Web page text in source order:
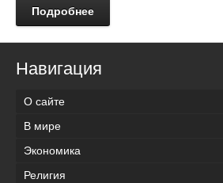
Подробнее
Навигация
О сайте
В мире
Экономика
Религия